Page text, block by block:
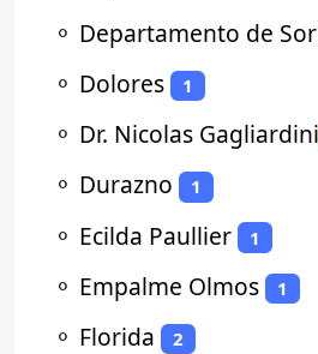
⚬ Departamento de
⚬ Dolores 1
⚬ Dr. Nicolas Gagliardini
⚬ Durazno 1
⚬ Ecilda Paullier 1
⚬ Empalme Olmos 1
⚬ Florida 2